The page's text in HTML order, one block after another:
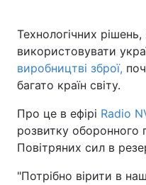
Україна
Економіка
Техно і зв'язок
Технологічних рішень,
використовувати
виробництві зброї,
багато країн світу.
Про це в ефірі Radio
розвитку оборонного
Повітряних сил в
"Потрібно вірити в